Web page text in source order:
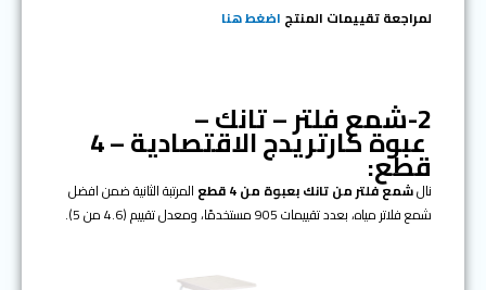
لمراجعة تقييمات المنتج اضغط هنا
2-شمع فلتر – تانك – عبوة كارتريدج الاقتصادية – 4 قطع:
نالشمع فلتر من تانك بعبوة من 4 قطع
المرتبة الثانية ضمن افضل
شمع فلاتر مياه، بعدد تقييمات 905 مستخدمًا، ومعدل تقييم (4.6 من 5).